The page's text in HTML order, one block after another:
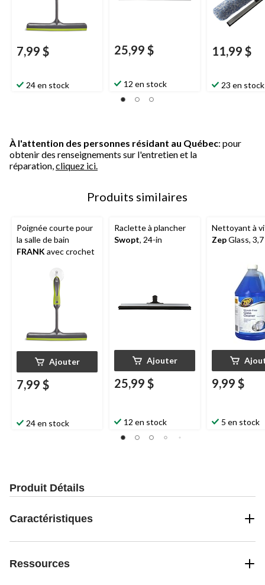
7,99 $
24 en stock
25,99 $
12 en stock
11,99 $
23 en stock
À l'attention des personnes résidant au Québec: pour
obtenir des renseignements sur l'entretien et la
réparation, cliquez ici.
Produits similaires
Poignée courte pour
la salle de bain
FRANK avec crochet
Ajouter
7,99 $
24 en stock
Raclette à plancher
Swopt, 24-in
Ajouter
25,99 $
12 en stock
Nettoyant à
ZepGlass, 3,7
9,99 $
5 en stock
Produit Détails
Caractéristiques
Ressources